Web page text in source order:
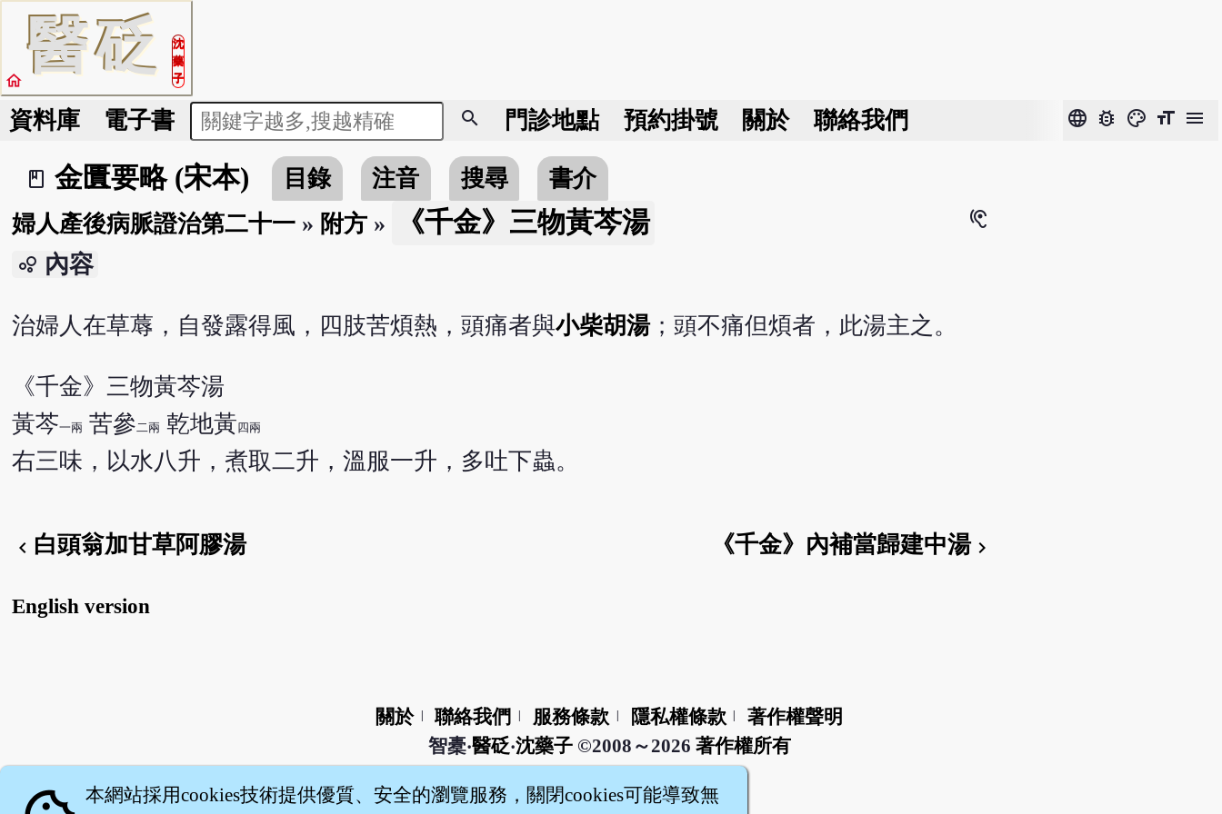
醫砭
沈
藥
子
home
資料庫 電子書 search 門診地點 預約掛號 關於 聯絡我們 language bug_report color_lens format_size menu
book_2
金匱要略 (宋本) 目錄 注音 搜尋
書介
婦人產後病脈證治第二十一» 附方» 《千金》三物黃芩湯 hearing
bubble_chart 內容
治婦人在草蓐，自發露得風，四肢苦煩熱，頭痛者與小柴胡湯；頭不痛但煩者，此湯主之。
《千金》三物黃芩湯
黃芩一兩 苦參二兩 乾地黃四兩
右三味，以水八升，煮取二升，溫服一升，多吐下蟲。
chevron_left 白頭翁加甘草阿膠湯 《千金》內補當歸建中湯chevron_right
English version
關於 聯絡我們 服務條款 隱私權條款
著作權聲明
智橐‧醫砭‧沈藥子©2008～2026 著作權所有
本網站採用cookies技術提供優質、安全的瀏覽服務，關閉cookies可能導致無